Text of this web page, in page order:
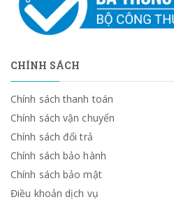
CHÍNH SÁCH
Chính sách thanh toán
Chính sách vận chuyển
Chính sách đổi trả
Chính sách bảo hành
Chính sách bảo mật
Điều khoản dịch vụ